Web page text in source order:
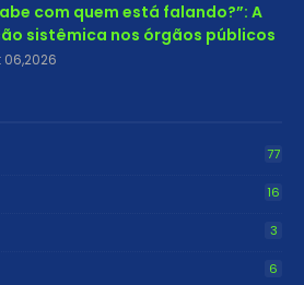
com quem está falando?”: A
sistêmica nos órgãos públicos
77
16
3
6